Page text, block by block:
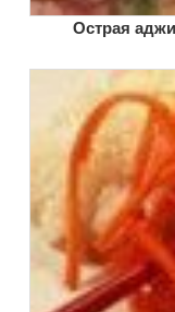
Острая